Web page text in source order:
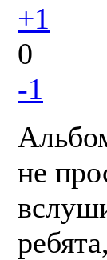
+1
0
-1
не